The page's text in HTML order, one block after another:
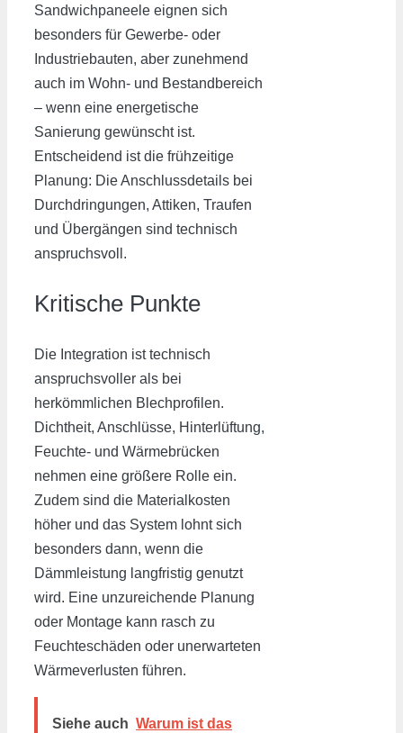
Sandwichpaneele eignen sich
besonders für Gewerbe- oder
Industriebauten, aber zunehmend
auch im Wohn- und Bestandbereich
– wenn eine energetische
Sanierung gewünscht ist.
Entscheidend ist die frühzeitige
Planung: Die Anschlussdetails bei
Durchdringungen, Attiken, Traufen
und Übergängen sind technisch
anspruchsvoll.
Kritische Punkte
Die Integration ist technisch
anspruchsvoller als bei
herkömmlichen Blechprofilen.
Dichtheit, Anschlüsse, Hinterlüftung,
Feuchte- und Wärmebrücken
nehmen eine größere Rolle ein.
Zudem sind die Materialkosten
höher und das System lohnt sich
besonders dann, wenn die
Dämmleistung langfristig genutzt
wird. Eine unzureichende Planung
oder Montage kann rasch zu
Feuchteschäden oder unerwarteten
Wärmeverlusten führen.
Siehe auch Warum ist das